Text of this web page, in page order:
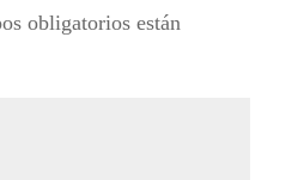
obligatorios están